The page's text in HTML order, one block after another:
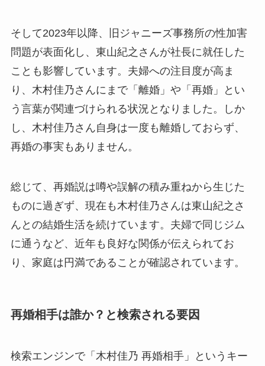
そして2023年以降、旧ジャニーズ事務所の性加害
問題が表面化し、東山紀之さんが社長に就任した
ことも影響しています。夫婦への注目度が高ま
り、木村佳乃さんにまで「離婚」や「再婚」とい
う言葉が関連づけられる状況となりました。しか
し、木村佳乃さん自身は一度も離婚しておらず、
再婚の事実もありません。
総じて、再婚説は噂や誤解の積み重ねから生じた
ものに過ぎず、現在も木村佳乃さんは東山紀之さ
んとの結婚生活を続けています。夫婦で同じジム
に通うなど、近年も良好な関係が伝えられてお
り、家庭は円満であることが確認されています。
再婚相手は誰か？と検索される要因
検索エンジンで「木村佳乃 再婚相手」というキー